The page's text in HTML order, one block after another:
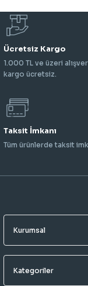
Ücretsiz Kargo
1.000 TL ve üzeri
kargo ücretsiz.
Taksit İmkanı
Tüm ürünlerde taksit
Kurumsal
Kategoriler